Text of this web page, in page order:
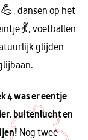
dansen op het
💃, voetballen
glijden
4 was er eentje
buitenlucht en
Nog twee